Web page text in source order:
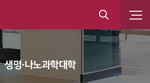
통
합
검
생명·나노과학대학